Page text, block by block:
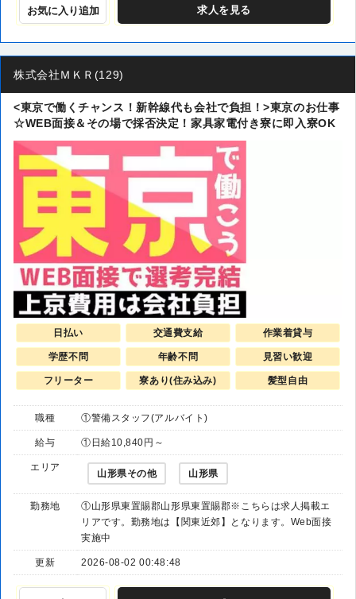
お気に入り追加 求人 を見る
株式会社ＭＫＲ(129)
<東京で働くチャンス！新幹線代も会社で負担！>東京のお仕事
☆WEB面接＆その場で採否決定！家具家電付き寮に即入寮OK
日払い 交通費支給 作業着貸与
学歴不問 年齢不問 見習い歓迎
フリーター 寮あり(住み込み) 髪型自由
職種 ①警備スタッフ(アルバイト)
給与 ①日給10,840円～
エリア
山形県その他 山形県
勤務地
①山形県東置賜郡山形県東置賜郡※こちらは求人掲載エ
リアです。勤務地は【関東近郊】となります。Web面接
実施中
更新 2026-08-02 00:48:48